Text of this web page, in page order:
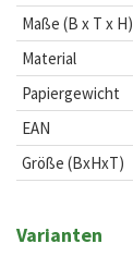
Maße (B x T x H)
Material
Papiergewicht
EAN
Größe (BxHxT)
Varianten